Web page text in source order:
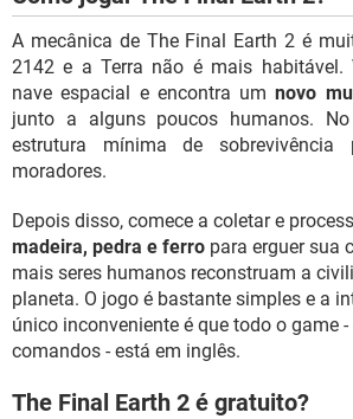
A mecânica de The Final Earth 2 é
2142 e a Terra não é mais habitável.
nave espacial e encontra umnovo
junto a alguns poucos humanos.
estrutura mínima de sobrevivência
moradores.
Depois disso, comece a coletar e
madeira, pedra e ferro para erguer sua
mais seres humanos reconstruam a
planeta. O jogo é bastante simples e a
único inconveniente é que todo o game
comandos - está em inglês.
The Final Earth 2 é gratuito?